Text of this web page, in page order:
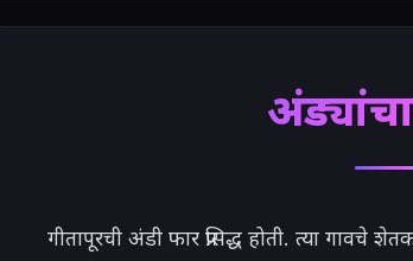
अंड्यांचा
गीतापूरची अंडी फार प्रसिद्ध होती. त्या गावचे